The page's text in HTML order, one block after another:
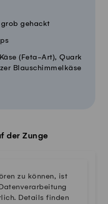
grob gehackt
(Feta-Art), Quark
Blauschimmelkäse
der Zunge
zu können, ist
Details finden